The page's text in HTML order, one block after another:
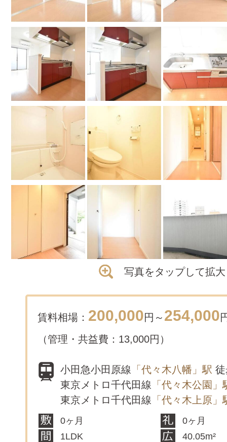
写真をタップして拡大
賃料相場： 200,000円～ 254,000
（管理・共益費：13,000円）
小田急小田原線 「代々木八幡」駅
東京メトロ千代田線 「代々木公園」
東京メトロ千代田線 「代々木上原」
0ヶ月
0ヶ月
1LDK
40.05m²